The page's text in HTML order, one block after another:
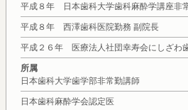
平成８年 日本歯科大学歯科麻酔学講座非
平成８年 西澤歯科医院勤務 副院長
平成２６年 医療法人社団幸寿会にしざわ
所属
日本歯科大学歯学部非常勤講師
日本歯科麻酔学会認定医